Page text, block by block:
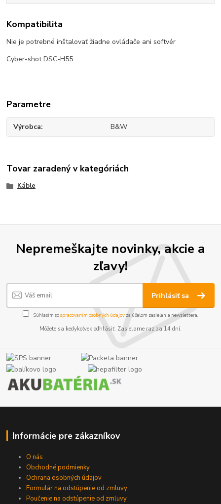
Kompatibilita
Nie je potrebné inštalovať žiadne ovládače ani softvér
Cyber-shot DSC-H55
Parametre
Výrobca B&W
Tovar zaradený v kategóriách
Káble
Nepremeškajte novinky, akcie a
zľavy!
Prihlásiť sa
Súhlasím sospracovaním osobných údajov za účelom zasielania newslettera.
Môžete sa kedykoľvek odhlásiť. Zasielame raz za 14 dní.
Informácie pre zákazníkov
O nás
Obchodné podmienky
Ochrana osobných údajov
Formulár na odstúpenie od zmluvy
Poučenie na odstúpenie od zmluvy